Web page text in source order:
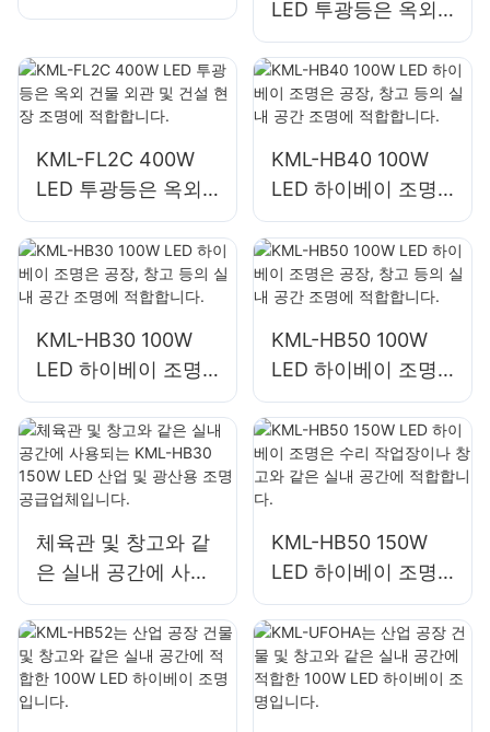
체, 항만 및 부두 조
LED 투광등은 옥외
광고판 및 대형 간판
조명에 적합합니다.
KML-FL2C 400W
LED 투광등은 옥외
건물 외관 및 건설 현
장 조명에 적합합니
다.
KML-HB40 100W
LED 하이베이 조명
은 공장, 창고 등의
실내 공간 조명에 적
합합니다.
KML-HB30 100W
LED 하이베이 조명
은 공장, 창고 등의
실내 공간 조명에 적
합합니다.
KML-HB50 100W
LED 하이베이 조명
은 공장, 창고 등의
실내 공간 조명에 적
합합니다.
체육관 및 창고와 같
은 실내 공간에 사용
되는 KML-HB30
150W LED 산업 및
광산용 조명 공급업
체입니다.
KML-HB50 150W
LED 하이베이 조명
은 수리 작업장이나
창고와 같은 실내 공
간에 적합합니다.